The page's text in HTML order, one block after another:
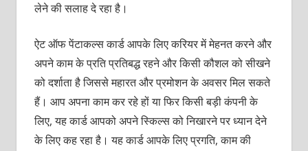
लेने की सलाह दे रहा है।
ऐट ऑफ पेंटाकल्‍स कार्ड आपके लिए करियर में मेहनत करने और
अपने काम के प्रति प्रतिबद्ध रहने और किसी कौशल को सीखने
को दर्शाता है जिससे महारत और प्रमोशन के अवसर मिल सकते
हैं। आप अपना काम कर रहे हों या फिर किसी बड़ी कंपनी के
लिए, यह कार्ड आपको अपने स्किल्‍स को निखारने पर ध्‍यान देने
के लिए कह रहा है। यह कार्ड आपके लिए प्रगति, काम की